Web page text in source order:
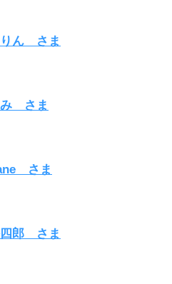
りん さま
み さま
さま
四郎 さま